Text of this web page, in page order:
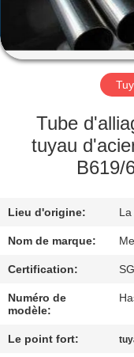
SUJET
DE
NOUS
VISITE
D'USINE
DE
QUALITÉ
NOUS
Tube
tuyau
B619/
Lieu d'origine:
Nom de marque:
Certification:
Numéro de
modèle:
Le point fort: